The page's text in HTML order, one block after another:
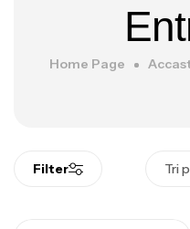
Home Page
Filter Tri